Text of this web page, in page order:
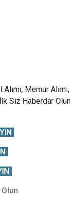
Memur Alımı,
Siz Haberdar Olun